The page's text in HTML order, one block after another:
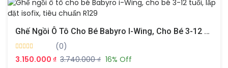
Ghế Ngồi Ô Tô Cho Bé Babyro I-Wing, Cho Bé 3-12 Tuổi, Lắp Đặt Isofix, Tiêu Chuẩn R129
(0)
3.150.000 ₫ 3.740.000 ₫ 16% Off